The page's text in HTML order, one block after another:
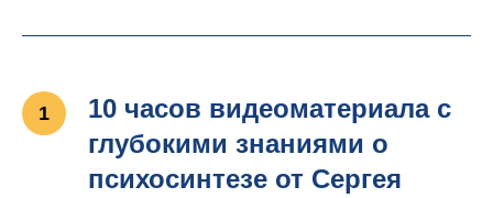
10 часов видеоматериала с
глубокими знаниями о
психосинтезе от Сергея